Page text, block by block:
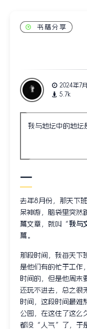
书籍分享
2024年7
5.7k
我与地坛中的地坛
一
去年8月份，那天下
呆神游，脑袋里突然
篇文章，就叫“我与
篇。
那段时间，我每天下
是他们有的忙于工作
时间的，但是他周末
还玩不进去，总之很
时间，这段时间最难
公园，在这住了这么
都没“人气”了，于